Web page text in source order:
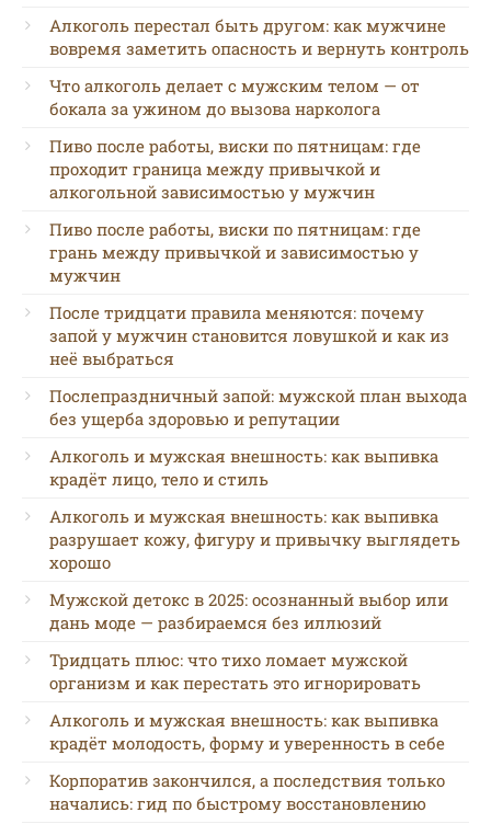
Алкоголь перестал быть другом: как мужчине
вовремя заметить опасность и вернуть контроль
Что алкоголь делает с мужским телом — от
бокала за ужином до вызова нарколога
Пиво после работы, виски по пятницам: где
проходит граница между привычкой и
алкогольной зависимостью у мужчин
Пиво после работы, виски по пятницам: где
грань между привычкой и зависимостью у
мужчин
После тридцати правила меняются: почему
запой у мужчин становится ловушкой и как из
неё выбраться
Послепраздничный запой: мужской план выхода
без ущерба здоровью и репутации
Алкоголь и мужская внешность: как выпивка
крадёт лицо, тело и стиль
Алкоголь и мужская внешность: как выпивка
разрушает кожу, фигуру и привычку выглядеть
хорошо
Мужской детокс в 2025: осознанный выбор или
дань моде — разбираемся без иллюзий
Тридцать плюс: что тихо ломает мужской
организм и как перестать это игнорировать
Алкоголь и мужская внешность: как выпивка
крадёт молодость, форму и уверенность в себе
Корпоратив закончился, а последствия только
начались: гид по быстрому восстановлению